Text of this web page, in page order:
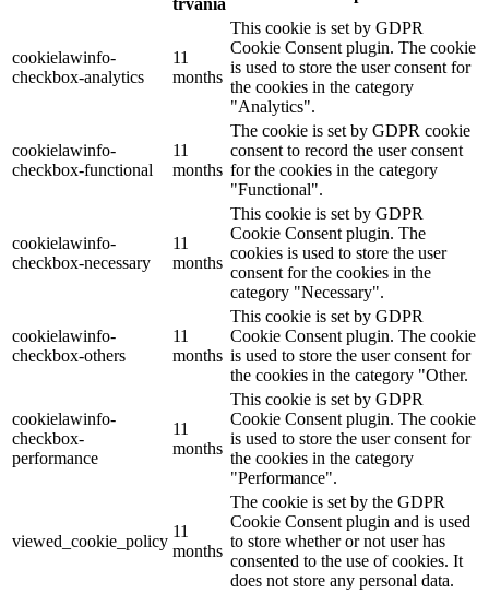
trvania
cookielawinfo-
checkbox-analytics
11
months
This cookie is set by GDPR
Cookie Consent plugin. The cookie
is used to store the user consent for
the cookies in the category
"Analytics".
cookielawinfo-
checkbox-functional
11
months
The cookie is set by GDPR cookie
consent to record the user consent
for the cookies in the category
"Functional".
cookielawinfo-
checkbox-necessary
11
months
This cookie is set by GDPR
Cookie Consent plugin. The
cookies is used to store the user
consent for the cookies in the
category "Necessary".
cookielawinfo-
checkbox-others
11
months
This cookie is set by GDPR
Cookie Consent plugin. The cookie
is used to store the user consent for
the cookies in the category "Other.
cookielawinfo-
checkbox-
performance
11
months
This cookie is set by GDPR
Cookie Consent plugin. The cookie
is used to store the user consent for
the cookies in the category
"Performance".
viewed_cookie_policy
11
months
The cookie is set by the GDPR
Cookie Consent plugin and is used
to store whether or not user has
consented to the use of cookies. It
does not store any personal data.